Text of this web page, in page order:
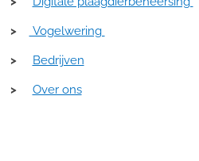
> Vogelwering
> Bedrijven
> Over ons